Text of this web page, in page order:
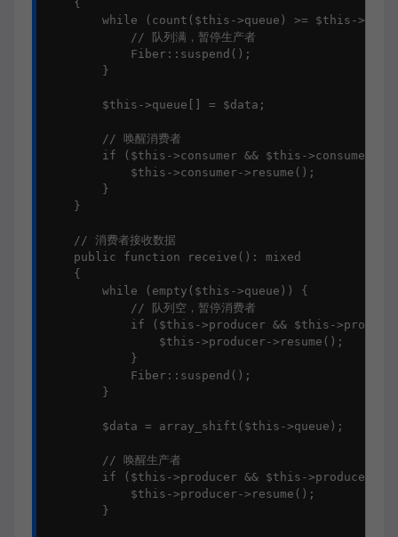
    {
while (count($this->queue) >= $this-
            // 队列满，暂停生产者
            Fiber::suspend();
        }
        $this->queue[] = $data;
        // 唤醒消费者
if ($this->consumer && $this->consumer-
            $this->consumer->resume();
        }
    }
    // 消费者接收数据
    public function receive(): mixed
    {
        while (empty($this->queue)) {
            // 队列空，暂停消费者
if ($this->producer && $this-
                $this->producer->resume();
            }
            Fiber::suspend();
        }
        $data = array_shift($this->queue);
        // 唤醒生产者
if ($this->producer && $this->producer-
            $this->producer->resume();
        }